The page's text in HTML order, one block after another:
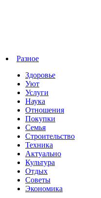
Разное
Здоровье
Уют
Услуги
Наука
Отношения
Покупки
Семья
Строительство
Техника
Актуально
Культура
Отдых
Советы
Экономика